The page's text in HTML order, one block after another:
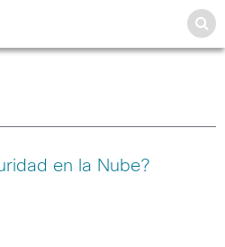
en la Nube?